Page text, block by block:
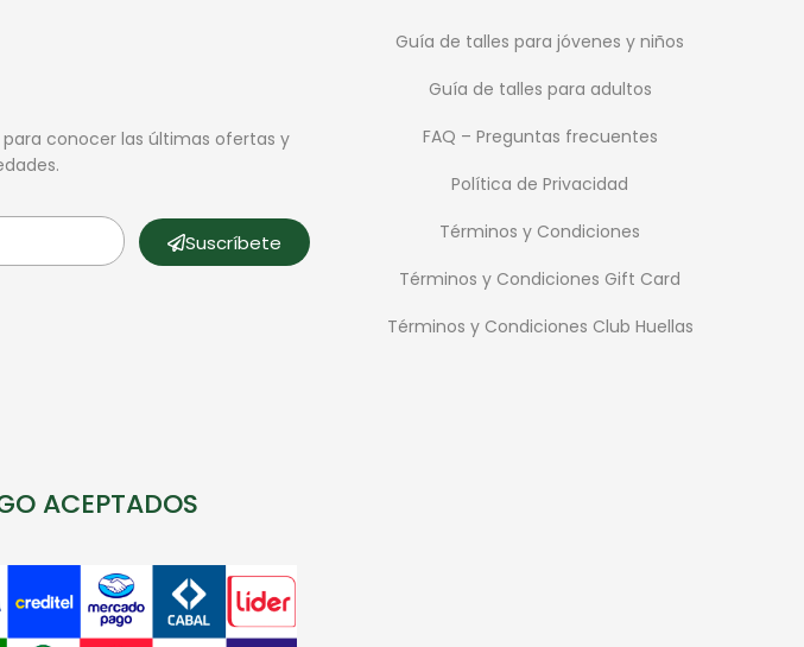
conocer las últimas ofertas y
Suscríbete
Guía de talles para jóvenes y niños
Guía de talles para adultos
FAQ – Preguntas frecuentes
Política de Privacidad
Términos y Condiciones
Términos y Condiciones Gift Card
Términos y Condiciones Club Huellas
ACEPTADOS